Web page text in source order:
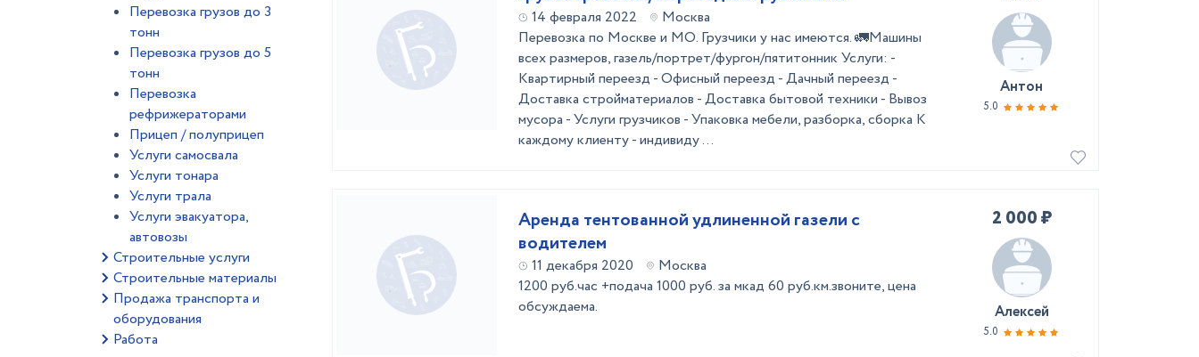
Перевозка грузов до 3
тонн
Перевозка грузов до 5
тонн
Перевозка
рефрижераторами
Прицеп / полуприцеп
Услуги самосвала
Услуги тонара
Услуги трала
Услуги эвакуатора,
автовозы
Строительные услуги
Строительные материалы
Продажа транспорта и
оборудования
Работа
14 февраля 2022
Москва
Перевозка по Москве и МО. Грузчики у нас имеются. 🚛Машины
всех размеров, газель/портрет/фургон/пятитонник Услуги: -
Квартирный переезд - Офисный переезд - Дачный переезд -
Доставка стройматериалов - Доставка бытовой техники - Вывоз
мусора - Услуги грузчиков - Упаковка мебели, разборка, сборка К
каждому клиенту - индивиду ...
Антон
5.0
Аренда тентованной удлиненной газели с
водителем
11 декабря 2020
Москва
1200 руб.час +подача 1000 руб. за мкад 60 руб.км.звоните, цена
обсуждаема.
2 000 ₽
Алексей
5.0